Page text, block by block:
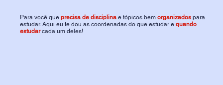
Para você que precisa de disciplinae tópicos bem organizadospara
estudar. Aqui eu te dou as coordenadas do que estudar e quando
estudarcada um deles!